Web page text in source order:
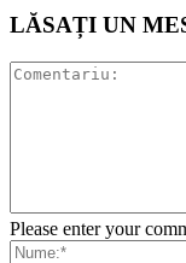
LĂSAȚI UN
Please enter your